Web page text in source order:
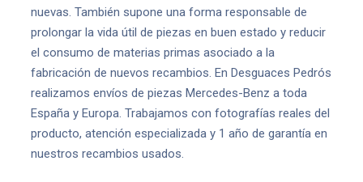
nuevas. También supone una forma responsable de
prolongar la vida útil de piezas en buen estado y reducir
el consumo de materias primas asociado a la
fabricación de nuevos recambios. En Desguaces Pedrós
realizamos envíos de piezas Mercedes-Benz a toda
España y Europa. Trabajamos con fotografías reales del
producto, atención especializada y 1 año de garantía en
nuestros recambios usados.